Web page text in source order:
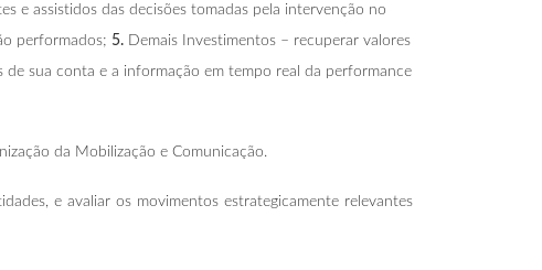
e assistidos das decisões tomadas pela intervenção no
performados; 5. Demais Investimentos – recuperar valores
sua conta e a informação em tempo real da performance
da Mobilização e Comunicação.
e avaliar os movimentos estrategicamente relevantes